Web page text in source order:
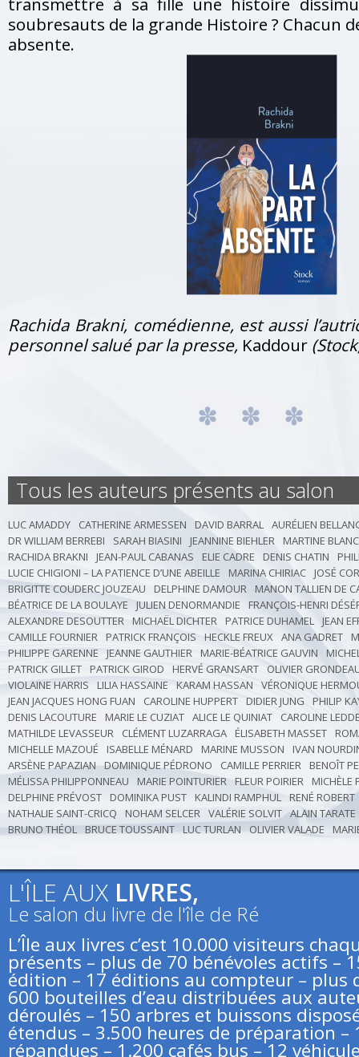
soubresauts de la grande Histoire ? Chacun
absente.
Rachida Brakni, comédienne, est aussi
personnel salué par la presse, Kaddour
Tous les auteurs présents au salon
LUC AMADDY CATHERINE ARMESSEN DAVID BARRAL AURÉLIEN
DR WILLIAM BERREBI
SARAH BIASINI JEANNINE BIEHLER
MARTINE
RACHIDA BRAKNI
JEAN-PAUL CABANAS ELIE CADRE DENIS CHATIN
LUCIE CHIGIONI – LA PATIENCE D’UNE ABEILLE
MARINA CHIRIAC
JOSÉ
BRIGITTE COUDERC JOUZEAU
DELPHINE DAMOUR
MANON TALLIEN DE
BÉATRICE DE LA BOULAYE
JULIEN DENORMANDIE
FRANÇOIS-HENRI
ALEXANDRE DESOUTTER MICHAËL DICHTER PATRICE DUHAMEL JEAN
CAMILLE FOURNIER PATRICK FRANÇOIS HECKLE FREUX ANA GADRET
PHILIPPE GARENNE
JEANNE GAUTHIER MARIE-BÉATRICE GAUVIN
PATRICK GILLET PATRICK GIROD HERVÉ GRANSART
OLIVIER
VIOLAINE HARRIS
LILIA HASSAINE KARAM HASSAN
VÉRONIQUE
JEAN JACQUES HONG FUAN
CAROLINE HUPPERT DIDIER JUNG
PHILIP
DENIS LACOUTURE
MARIE LE CUZIAT ALICE LE QUINIAT
CAROLINE
MATHILDE LEVASSEUR
CLÉMENT LUZARRAGA ÉLISABETH MASSET
MICHELLE MAZOUÉ
ISABELLE MÉNARD MARINE MUSSON
IVAN
ARSÈNE PAPAZIAN DOMINIQUE PÉDRONO CAMILLE PERRIER
BENOÎT
MÉLISSA PHILIPPONNEAU
MARIE POINTURIER FLEUR POIRIER MICHÈLE
DELPHINE PRÉVOST
DOMINIKA PUST KALINDI RAMPHUL RENÉ ROBERT
NATHALIE SAINT-CRICQ
NOHAM SELCER VALÉRIE SOLVIT ALAIN TARATE
BRUNO THÉOL BRUCE TOUSSAINT LUC TURLAN OLIVIER VALADE
L'ÎLE AUX LIVRES,
Le salon du livre de l'île de Ré
L’Île aux livres c’est 10.000 visiteurs
présents – plus de 70 bénévoles actifs –
édition – 17 éditions au compteur – plus
600 bouteilles d’eau distribuées aux
déroulés – 150 arbres et buissons
étendus – 3.500 heures de préparation
répandues – 1.200 cafés bus – 12